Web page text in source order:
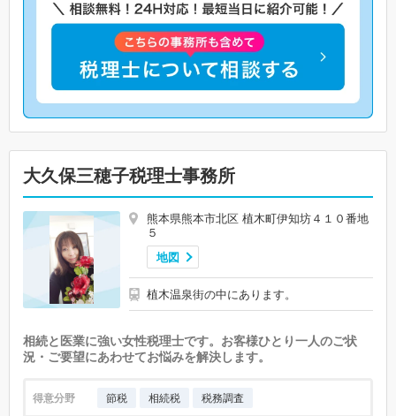
大久保三穂子税理士事務所
熊本県熊本市北区 植木町伊知坊４１０番地
５
地図
植木温泉街の中にあります。
相続と医業に強い女性税理士です。お客様ひとり一人のご状
況・ご要望にあわせてお悩みを解決します。
得意分野 節税 相続税 税務調査